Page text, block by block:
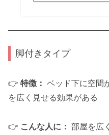
脚付きタイプ
👉 特徴： ベッド下に空間
を広く見せる効果がある
👉 こんな人に： 部屋を広